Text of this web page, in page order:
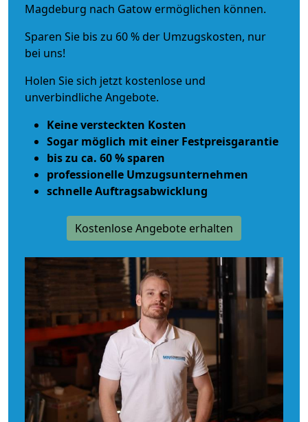
Magdeburg nach Gatow ermöglichen können.
Sparen Sie bis zu 60 % der Umzugskosten, nur
bei uns!
Holen Sie sich jetzt kostenlose und
unverbindliche Angebote.
Keine versteckten Kosten
Sogar möglich mit einer Festpreisgarantie
bis zu ca. 60 % sparen
professionelle Umzugsunternehmen
schnelle Auftragsabwicklung
Kostenlose Angebote erhalten